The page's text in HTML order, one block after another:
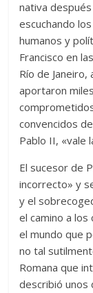
nativa
escuchando
humanos y
Francisco en
Río de Janeiro,
aportaron
convencidos
Pablo II, «vale
El sucesor de
incorrecto» y
y el
el camino a
el mundo que
no tal
Romana que
describió unos